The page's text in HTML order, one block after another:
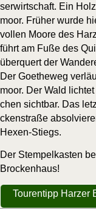
ser­wirt­schaft. Ein
moor. Frü­her wur­de
vol­len Moo­re des
führt am Fuße des
über­quert der
Der Goe­the­weg
moor. Der Wald
chen sicht­bar. Das
cken­stra­ße
Hexen-Stiegs.
Der Stem­pel­kas­ten
Brockenhaus!
Tou­ren­tipp Har­zer